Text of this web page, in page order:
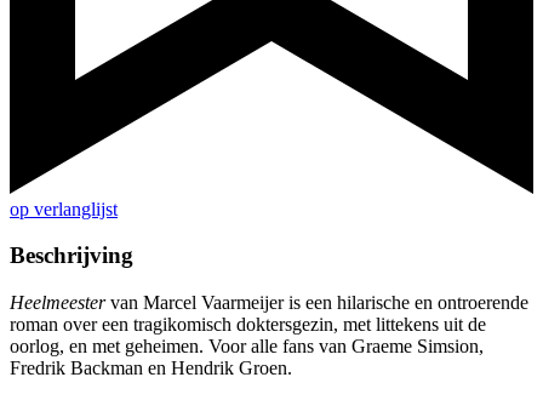
op verlanglijst
Beschrijving
Heelmeestervan Marcel Vaarmeijer is een hilarische en ontroerende
roman over een tragikomisch doktersgezin, met littekens uit de
oorlog, en met geheimen. Voor alle fans van Graeme Simsion,
Fredrik Backman en Hendrik Groen.